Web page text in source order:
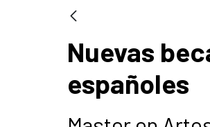
Nuevas
españoles